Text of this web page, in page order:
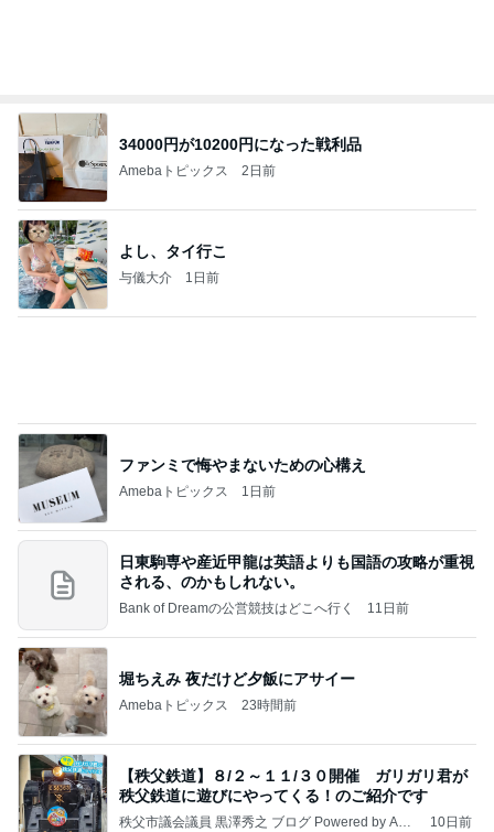
34000円が10200円になった戦利品
Amebaトピックス 2日前
よし、タイ行こ
与儀大介 1日前
ファンミで悔やまないための心構え
Amebaトピックス 1日前
日東駒専や産近甲龍は英語よりも国語の攻略が重視
される、のかもしれない。
Bank of Dreamの公営競技はどこへ行く 11日前
堀ちえみ 夜だけど夕飯にアサイー
Amebaトピックス 23時間前
【秩父鉄道】８/２～１１/３０開催 ガリガリ君が
秩父鉄道に遊びにやってくる！のご紹介です
秩父市議会議員 黒澤秀之 ブログ Powered by Ame
10日前